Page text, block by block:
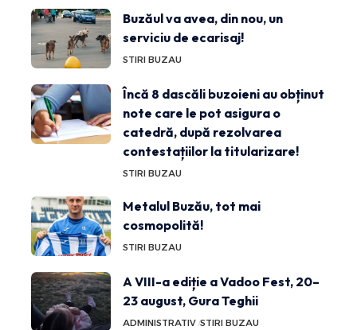
Buzăul va avea, din nou, un
serviciu de ecarisaj!
STIRI BUZAU
Încă 8 dascăli buzoieni au obținut
note care le pot asigura o
catedră, după rezolvarea
contestațiilor la titularizare!
STIRI BUZAU
Metalul Buzău, tot mai
cosmopolită!
STIRI BUZAU
A VIII-a ediție a Vadoo Fest, 20–
23 august, Gura Teghii
ADMINISTRATIV STIRI BUZAU